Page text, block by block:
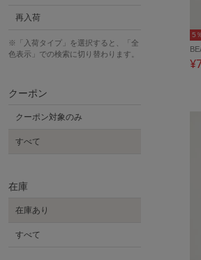
5
再入荷
※「入荷タイプ」を選択すると、「全
色表示」での検索に切り替わります。
クーポン
クーポン対象のみ
すべて
在庫
在庫あり
すべて